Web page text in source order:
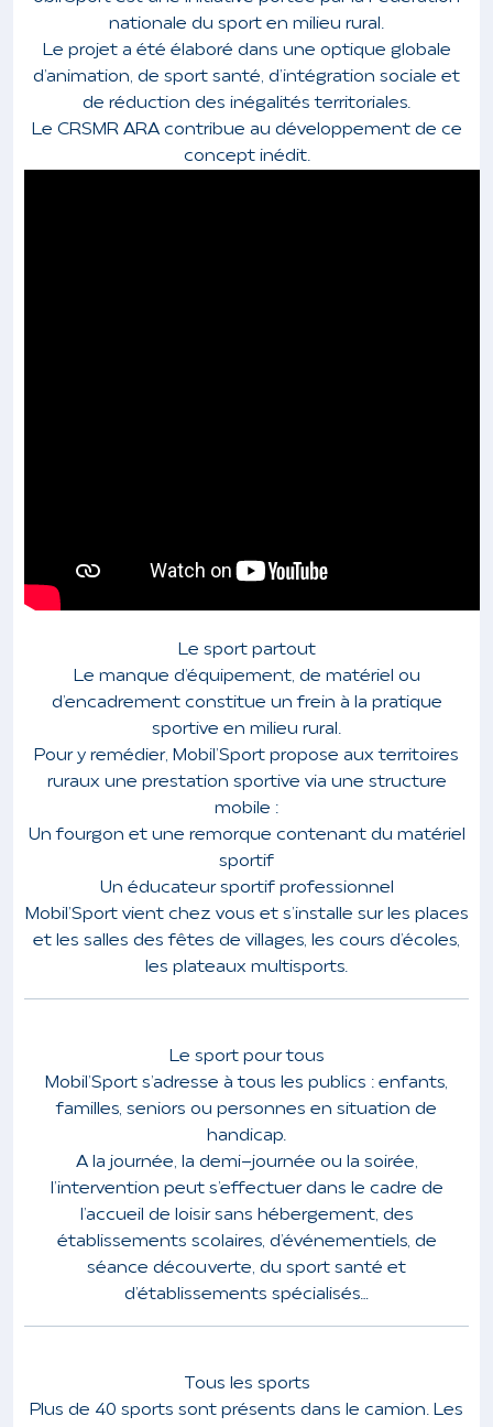
nationale du sport en milieu rural.
Le projet a été élaboré dans une optique globale
d’animation, de sport santé, d’intégration sociale et
de réduction des inégalités territoriales.
Le CRSMR ARA contribue au développement de ce
concept inédit.
Le sport partout
Le manque d’équipement, de matériel ou
d’encadrement constitue un frein à la pratique
sportive en milieu rural.
Pour y remédier, Mobil’Sport propose aux territoires
ruraux une prestation sportive via une structure
mobile :
Un fourgon et une remorque contenant du matériel
sportif
Un éducateur sportif professionnel
Mobil’Sport vient chez vous et s’installe sur les places
et les salles des fêtes de villages, les cours d’écoles,
les plateaux multisports.
Le sport pour tous
Mobil’Sport s’adresse à tous les publics : enfants,
familles, seniors ou personnes en situation de
handicap.
A la journée, la demi-journée ou la soirée,
l’intervention peut s’effectuer dans le cadre de
l’accueil de loisir sans hébergement, des
établissements scolaires, d’événementiels, de
séance découverte, du sport santé et
d’établissements spécialisés…
Tous les sports
Plus de 40 sports sont présents dans le camion. Les